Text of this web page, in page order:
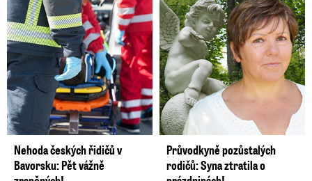
Nehoda českých řidičů v
Bavorsku: Pět vážně
Průvodkyně pozůstalých
rodičů: Syna ztratila o